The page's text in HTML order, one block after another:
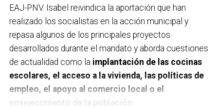
EAJ-PNV. Isabel reivindica la aportación que han
realizado los socialistas en la acción municipal y
repasa algunos de los principales proyectos
desarrollados durante el mandato y aborda cuestiones
de actualidad como la implantación de las cocinas
escolares, el acceso a la vivienda, las políticas de
empleo, el apoyo al comercio local o el
envejecimiento de la población.